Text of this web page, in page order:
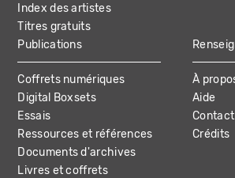
Index des artistes
Titres gratuits
Publications
Coffrets numériques
Digital Boxsets
Essais
Ressources et références
Documents d'archives
Livres et coffrets
À
Aide
Contact
Crédits